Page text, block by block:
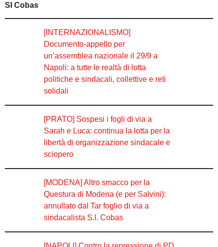
SI Cobas
[INTERNAZIONALISMO]
Documento-appello per
un’assemblea nazionale il 29/9 a
Napoli: a tutte le realtà di lotta
politiche e sindacali, collettive e reti
solidali
[PRATO] Sospesi i fogli di via a
Sarah e Luca: continua la lotta per la
libertà di organizzazione sindacale e
sciopero
[MODENA] Altro smacco per la
Questura di Modena (e per Salvini):
annullato dal Tar foglio di via a
sindacalista S.I. Cobas